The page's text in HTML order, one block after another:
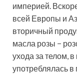
империей.
всей Европы и
вторичный
масла розы −
ухода за телом,
употреблялась